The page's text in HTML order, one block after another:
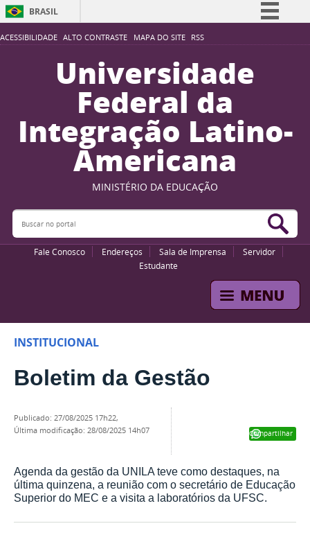
ACESSIBILIDADE ALTO CONTRASTE MAPA DO SITE RSS
BRASIL
Simplifique!
Participe
Acesso à informação
Legislação
Canais
Universidade
Federal da
Integração Latino-
Americana
MINISTÉRIO DA EDUCAÇÃO
Buscar no portal
Fale Conosco Endereços Sala de Imprensa
Servidor
Estudante
INSTITUCIONAL
Boletim da Gestão
Compartilhar
publicado: 27/08/2025 17h22,
última modificação: 28/08/2025 14h07
Agenda da gestão da UNILA teve como destaques, na
última quinzena, a reunião com o secretário de Educação
Superior do MEC e a visita a laboratórios da UFSC.